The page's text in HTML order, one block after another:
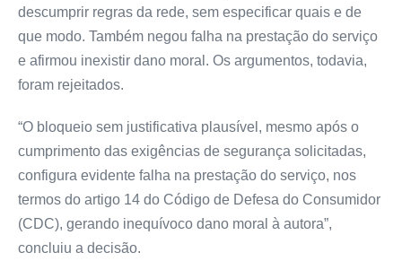
descumprir regras da rede, sem especificar quais e de
que modo. Também negou falha na prestação do serviço
e afirmou inexistir dano moral. Os argumentos, todavia,
foram rejeitados.
“O bloqueio sem justificativa plausível, mesmo após o
cumprimento das exigências de segurança solicitadas,
configura evidente falha na prestação do serviço, nos
termos do artigo 14 do Código de Defesa do Consumidor
(CDC), gerando inequívoco dano moral à autora”,
concluiu a decisão.